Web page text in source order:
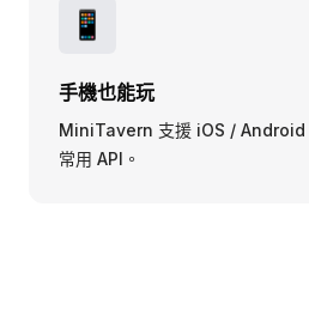
📱
手機也能玩
MiniTavern 支援 iOS / Android
常用 API。